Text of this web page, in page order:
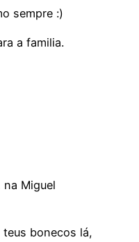
sempre :)
a familia.
na Miguel
bonecos lá,